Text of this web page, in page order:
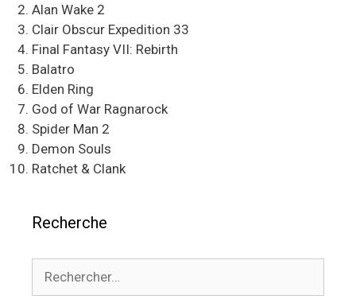
Alan Wake 2
Clair Obscur Expedition 33
Final Fantasy VII: Rebirth
Balatro
Elden Ring
God of War Ragnarock
Spider Man 2
Demon Souls
Ratchet & Clank
Recherche